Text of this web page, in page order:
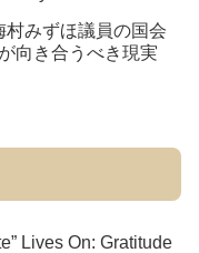
村みずほ議員の国会
向き合うべき現実
Lives On: Gratitude